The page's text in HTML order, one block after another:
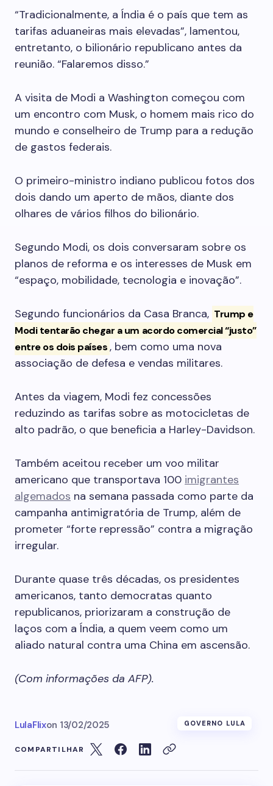
“Tradicionalmente, a Índia é o país que tem as
tarifas aduaneiras mais elevadas”, lamentou,
entretanto, o bilionário republicano antes da
reunião. “Falaremos disso.”
A visita de Modi a Washington começou com
um encontro com Musk, o homem mais rico do
mundo e conselheiro de Trump para a redução
de gastos federais.
O primeiro-ministro indiano publicou fotos dos
dois dando um aperto de mãos, diante dos
olhares de vários filhos do bilionário.
Segundo Modi, os dois conversaram sobre os
planos de reforma e os interesses de Musk em
“espaço, mobilidade, tecnologia e inovação”.
Segundo funcionários da Casa Branca, Trump e
Modi tentarão chegar a um acordo comercial “justo”
entre os dois países, bem como uma nova
associação de defesa e vendas militares.
Antes da viagem, Modi fez concessões
reduzindo as tarifas sobre as motocicletas de
alto padrão, o que beneficia a Harley-Davidson.
Também aceitou receber um voo militar
americano que transportava 100 imigrantes
algemados na semana passada como parte da
campanha antimigratória de Trump, além de
prometer “forte repressão” contra a migração
irregular.
Durante quase três décadas, os presidentes
americanos, tanto democratas quanto
republicanos, priorizaram a construção de
laços com a Índia, a quem veem como um
aliado natural contra uma China em ascensão.
(Com informações da AFP).
LulaFlixon 13/02/2025 GOVERNO LULA
COMPARTILHAR